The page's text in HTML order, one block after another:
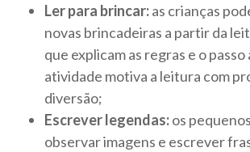
Ler para brincar:as crianças
novas brincadeiras a partir da
que explicam as regras e o passo
atividade motiva a leitura com
diversão;
Escrever legendas:os
observar imagens e escrever